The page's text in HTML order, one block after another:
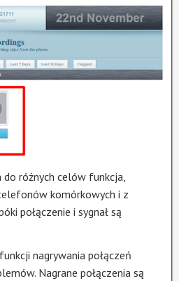
różnych celów funkcja,
komórkowych i z
połączenie i sygnał są
nagrywania połączeń
Nagrane połączenia są